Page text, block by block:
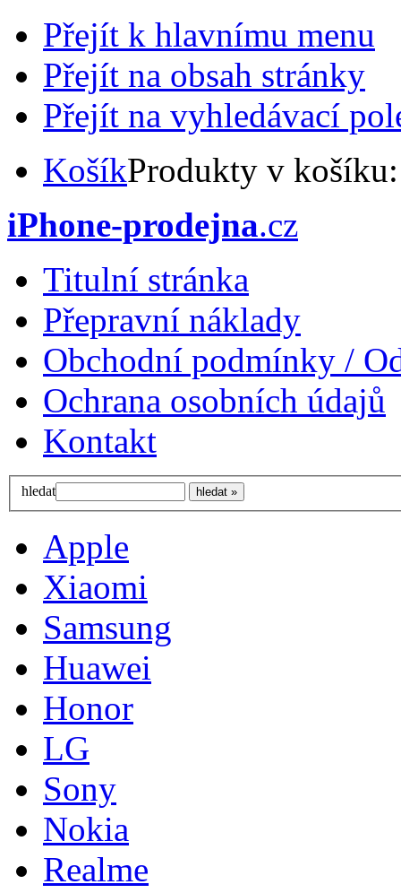
Přejít k hlavnímu menu
Přejít na obsah stránky
Přejít na vyhledávací
KošíkProdukty v
iPhone-prodejna.cz
Titulní stránka
Přepravní náklady
Obchodní podmínky /
Ochrana osobních údajů
Kontakt
hledat
Apple
Xiaomi
Samsung
Huawei
Honor
LG
Sony
Nokia
Realme